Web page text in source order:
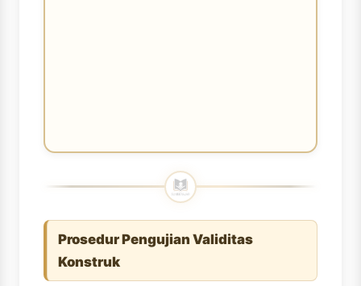
Prosedur Pengujian Validitas
Konstruk